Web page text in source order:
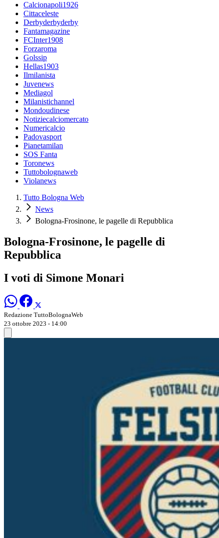
Calcionapoli1926
Cittaceleste
Derbyderbyderby
Fantamagazine
FCInter1908
Forzaroma
Golssip
Hellas1903
Ilmilanista
Juvenews
Mediagol
Milanistichannel
Mondoudinese
Notiziecalciomercato
Numericalcio
Padovasport
Pianetamilan
SOS Fanta
Toronews
Tuttobolognaweb
Violanews
Tutto Bologna Web
News
Bologna-Frosinone, le pagelle di Repubblica
Bologna-Frosinone, le pagelle di
Repubblica
I voti di Simone Monari
Redazione TuttoBolognaWeb
23 ottobre 2023 - 14:00